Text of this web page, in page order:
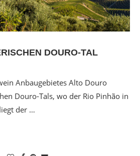
DOURO-TAL
Anbaugebietes Alto Douro
Douro-Tals, wo der Rio Pinhão in
der …